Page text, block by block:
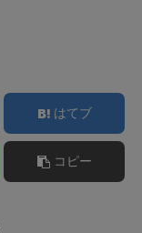
はてブ
コピー